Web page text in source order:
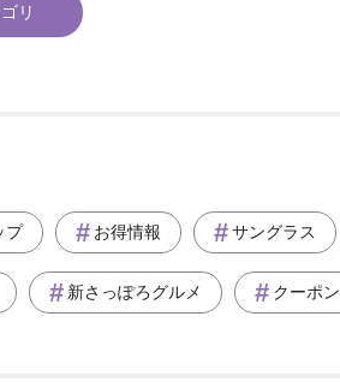
リ
プ お得情報 サングラス
新さっぽろグルメ クーポン